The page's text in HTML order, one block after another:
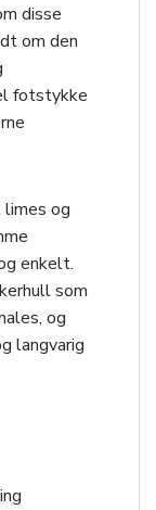
disse
om den
fotstykke
og
enkelt.
som
og
langvarig